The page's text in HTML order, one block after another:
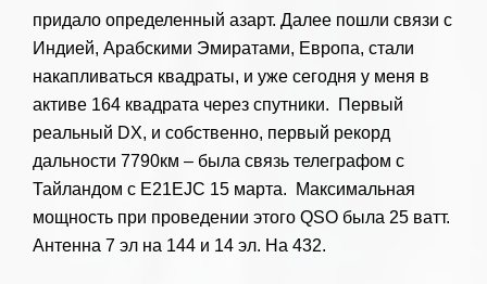
придало определенный азарт. Далее пошли связи с
Индией, Арабскими Эмиратами, Европа, стали
накапливаться квадраты, и уже сегодня у меня в
активе 164 квадрата через спутники. Первый
реальный DX, и собственно, первый рекорд
дальности 7790км – была связь телеграфом с
Тайландом с E21EJC 15 марта. Максимальная
мощность при проведении этого QSO была 25 ватт.
Антенна 7 эл на 144 и 14 эл. На 432.